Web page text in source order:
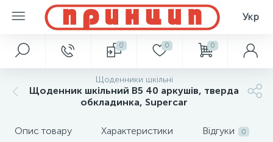
Укр
0 0 0
Щоденники шкільні
Щоденник шкільний В5 40 аркушів, тверда
обкладинка, Supercar
Опис товару Характеристики Відгуки 0